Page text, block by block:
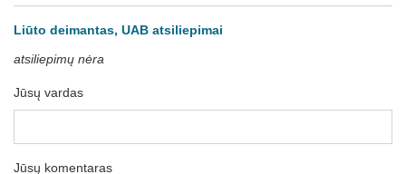
Liūto deimantas, UAB atsiliepimai
atsiliepimų nėra
Jūsų vardas
Jūsų komentaras